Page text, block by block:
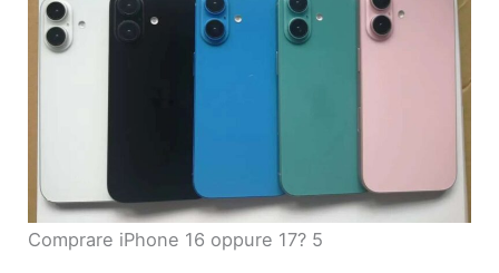
Comprare iPhone 16 oppure 17? 5